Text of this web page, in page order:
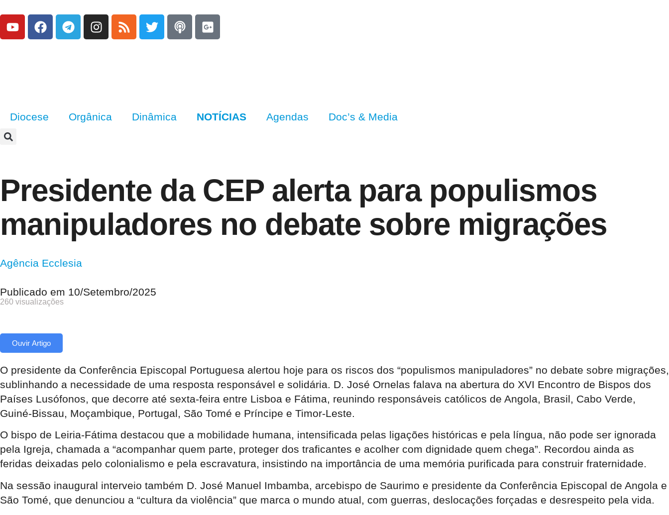
Diocese Orgânica Dinâmica NOTÍCIAS Agendas Doc’s & Media
Presidente da CEP alerta para populismos
manipuladores no debate sobre migrações
Agência Ecclesia
Publicado em 10/Setembro/2025
260 visualizações
Ouvir Artigo
O presidente da Conferência Episcopal Portuguesa alertou hoje para os riscos dos “populismos manipuladores” no debate sobre migrações,
sublinhando a necessidade de uma resposta responsável e solidária. D. José Ornelas falava na abertura do XVI Encontro de Bispos dos
Países Lusófonos, que decorre até sexta-feira entre Lisboa e Fátima, reunindo responsáveis católicos de Angola, Brasil, Cabo Verde,
Guiné-Bissau, Moçambique, Portugal, São Tomé e Príncipe e Timor-Leste.
O bispo de Leiria-Fátima destacou que a mobilidade humana, intensificada pelas ligações históricas e pela língua, não pode ser ignorada
pela Igreja, chamada a “acompanhar quem parte, proteger dos traficantes e acolher com dignidade quem chega”. Recordou ainda as
feridas deixadas pelo colonialismo e pela escravatura, insistindo na importância de uma memória purificada para construir fraternidade.
Na sessão inaugural interveio também D. José Manuel Imbamba, arcebispo de Saurimo e presidente da Conferência Episcopal de Angola e
São Tomé, que denunciou a “cultura da violência” que marca o mundo atual, com guerras, deslocações forçadas e desrespeito pela vida.